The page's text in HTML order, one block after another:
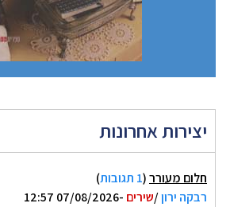
יצירות אחרונות
חלום מעורר(1 תגובות
)
רבקה ירון/שירים -07/08/2026 12:57